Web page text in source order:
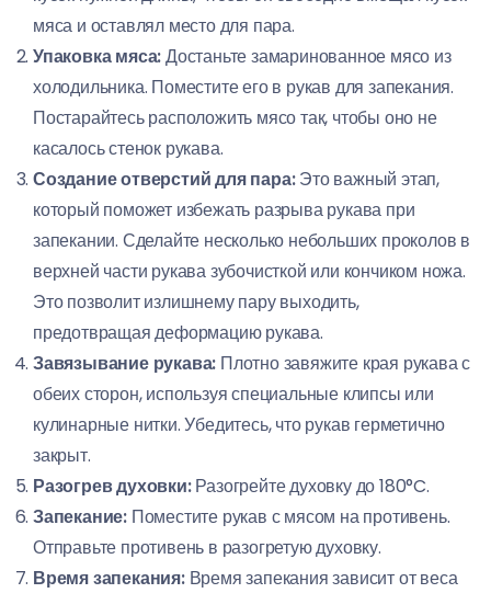
мяса и оставлял место для пара.
Упаковка мяса:Достаньте замаринованное мясо из
холодильника. Поместите его в рукав для запекания.
Постарайтесь расположить мясо так, чтобы оно не
касалось стенок рукава.
Создание отверстий для пара:Это важный этап,
который поможет избежать разрыва рукава при
запекании. Сделайте несколько небольших проколов в
верхней части рукава зубочисткой или кончиком ножа.
Это позволит излишнему пару выходить,
предотвращая деформацию рукава.
Завязывание рукава: Плотно завяжите края рукава с
обеих сторон, используя специальные клипсы или
кулинарные нитки. Убедитесь, что рукав герметично
закрыт.
Разогрев духовки:Разогрейте духовку до 180°C.
Запекание: Поместите рукав с мясом на противень.
Отправьте противень в разогретую духовку.
Время запекания:Время запекания зависит от веса